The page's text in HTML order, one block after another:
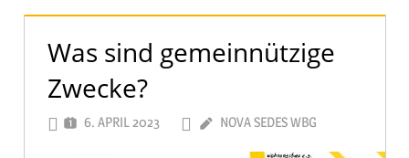
Was sind gemeinnützige
Zwecke?
6. APRIL 2023 NOVA SEDES WBG